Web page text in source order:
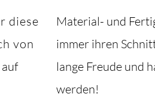
diese
von
auf
Material- und
immer ihren
lange Freude und
werden!